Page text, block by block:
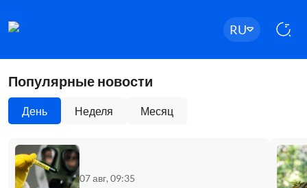
RU
Популярные новости
День Неделя Месяц
07 авг, 09:35